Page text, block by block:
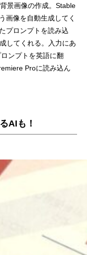
景画像の作成。Stable
画像を自動生成してく
プロンプトを読み込
してくれる。入力にあ
ンプトを英語に翻
Proに読み込ん
AIも！